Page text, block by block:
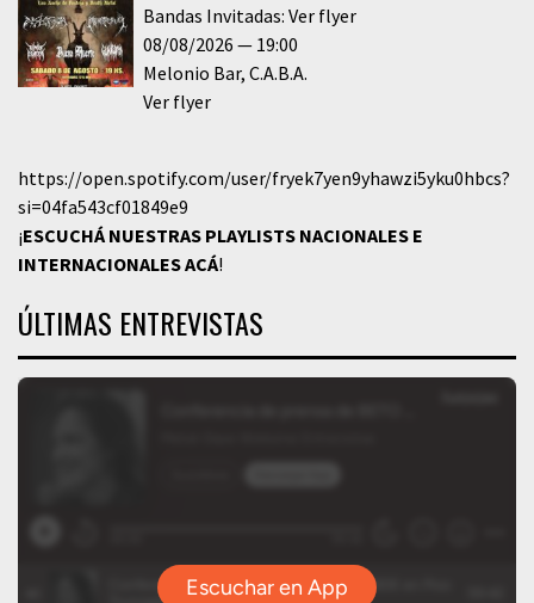
Bandas Invitadas: Ver flyer
08/08/2026
19:00
Melonio Bar C.A.B.A.
Ver flyer
https://open.spotify.com/user/fryek7yen9yhawzi5yku0hbcs?
si=04fa543cf01849e9
¡ESCUCHÁ NUESTRAS PLAYLISTS NACIONALES E
INTERNACIONALESACÁ!
ÚLTIMAS ENTREVISTAS